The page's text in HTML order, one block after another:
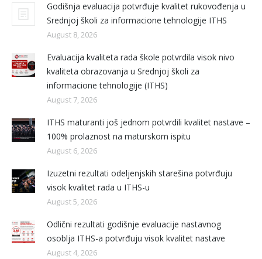
Godišnja evaluacija potvrđuje kvalitet rukovođenja u
Srednjoj školi za informacione tehnologije ITHS
August 8, 2026
Evaluacija kvaliteta rada škole potvrdila visok nivo
kvaliteta obrazovanja u Srednjoj školi za
informacione tehnologije (ITHS)
August 7, 2026
ITHS maturanti još jednom potvrdili kvalitet nastave –
100% prolaznost na maturskom ispitu
August 6, 2026
Izuzetni rezultati odeljenjskih starešina potvrđuju
visok kvalitet rada u ITHS-u
August 5, 2026
Odlični rezultati godišnje evaluacije nastavnog
osoblja ITHS-a potvrđuju visok kvalitet nastave
August 4, 2026